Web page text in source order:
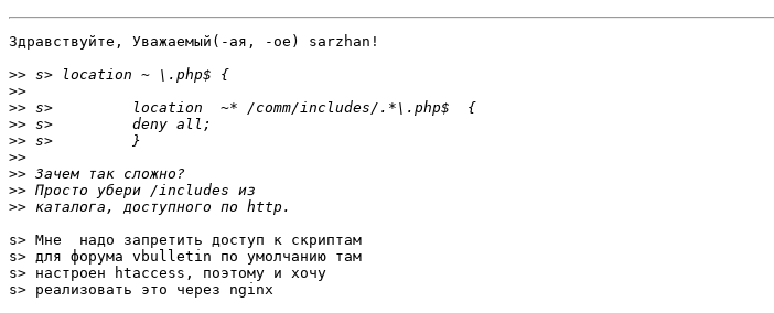
Здравствуйте, Уважаемый(-ая, -ое) sarzhan!
>>
>>
>>
>>
>>
>>
>>
>>
>>
s> Мне  надо запретить доступ к скриптам
s> для форума vbulletin по умолчанию там
s> настроен htaccess, поэтому и хочу
s> реализовать это через nginx